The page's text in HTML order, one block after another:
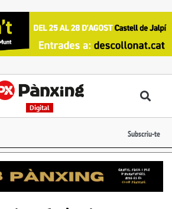
Digital
Subscriu-te